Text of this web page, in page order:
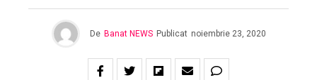
De Banat NEWS Publicat noiembrie 23, 2020